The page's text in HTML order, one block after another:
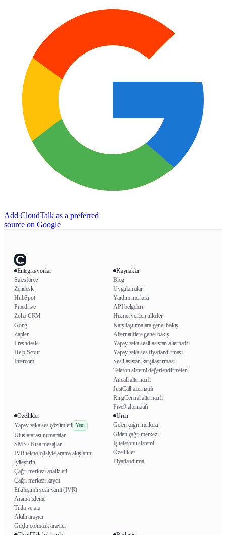
Add CloudTalk as a preferred
source on Google
Entegrasyonlar
Salesforce
Zendesk
HubSpot
Pipedrive
Zoho CRM
Gong
Zapier
Freshdesk
Help Scout
Intercom
Kaynaklar
Blog
Uygulamalar
Yardım merkezi
API belgeleri
Hizmet verilen ülkeler
Karşılaştırmalara genel bakış
Alternatiflere genel bakış
Yapay zeka sesli asistan alternatifi
Yapay zeka ses fiyatlandırması
Sesli asistan karşılaştırması
Telefon sistemi değerlendirmeleri
Aircall alternatifi
JustCall alternatifi
RingCentral alternatifi
Five9 alternatifi
Özellikler
Yapay zeka ses çözümleri
Yeni
Uluslararası numaralar
SMS / Kısa mesajlar
IVR teknolojisiyle arama akışlarını
iyileştirin
Çağrı merkezi analizleri
Çağrı merkezi kaydı
Etkileşimli sesli yanıt (IVR)
Arama izleme
Tıkla ve ara
Akıllı arayıcı
Güçlü otomatik arayıcı
Ürün
Gelen çağrı merkezi
Giden çağrı merkezi
İş telefonu sistemi
Özellikler
Fiyatlandırma